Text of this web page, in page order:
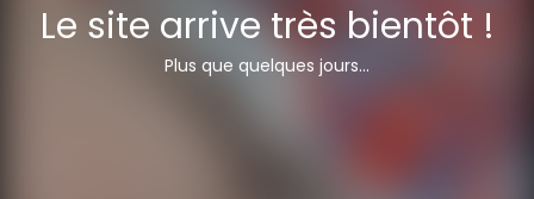
Le site arrive très bientôt !
Plus que quelques jours...